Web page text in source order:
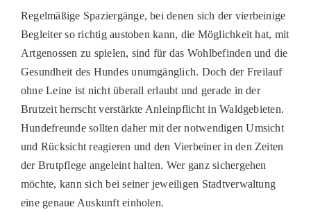
Regelmäßige Spaziergänge, bei denen sich der vierbeinige
Begleiter so richtig austoben kann, die Möglichkeit hat, mit
Artgenossen zu spielen, sind für das Wohlbefinden und die
Gesundheit des Hundes unumgänglich. Doch der Freilauf
ohne Leine ist nicht überall erlaubt und gerade in der
Brutzeit herrscht verstärkte Anleinpflicht in Waldgebieten.
Hundefreunde sollten daher mit der notwendigen Umsicht
und Rücksicht reagieren und den Vierbeiner in den Zeiten
der Brutpflege angeleint halten. Wer ganz sichergehen
möchte, kann sich bei seiner jeweiligen Stadtverwaltung
eine genaue Auskunft einholen.